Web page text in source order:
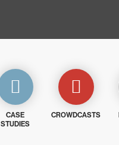
CASE
STUDIES
CROWDCASTS